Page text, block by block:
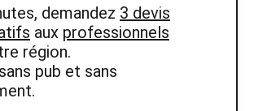
demandez 3 devis
aux professionnels
région.
pub et sans